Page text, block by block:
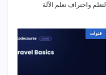
لتعلم واحتراف تعلم الآلة
قنوات